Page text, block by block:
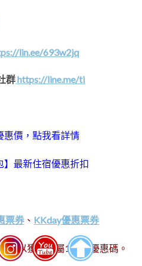
lin.ee/693w2jq
群https://line.me/ti
惠價，點我看詳情
】最新住宿優惠折扣
票券 、 KKday優惠票券
可以獲得專屬100元優惠碼。